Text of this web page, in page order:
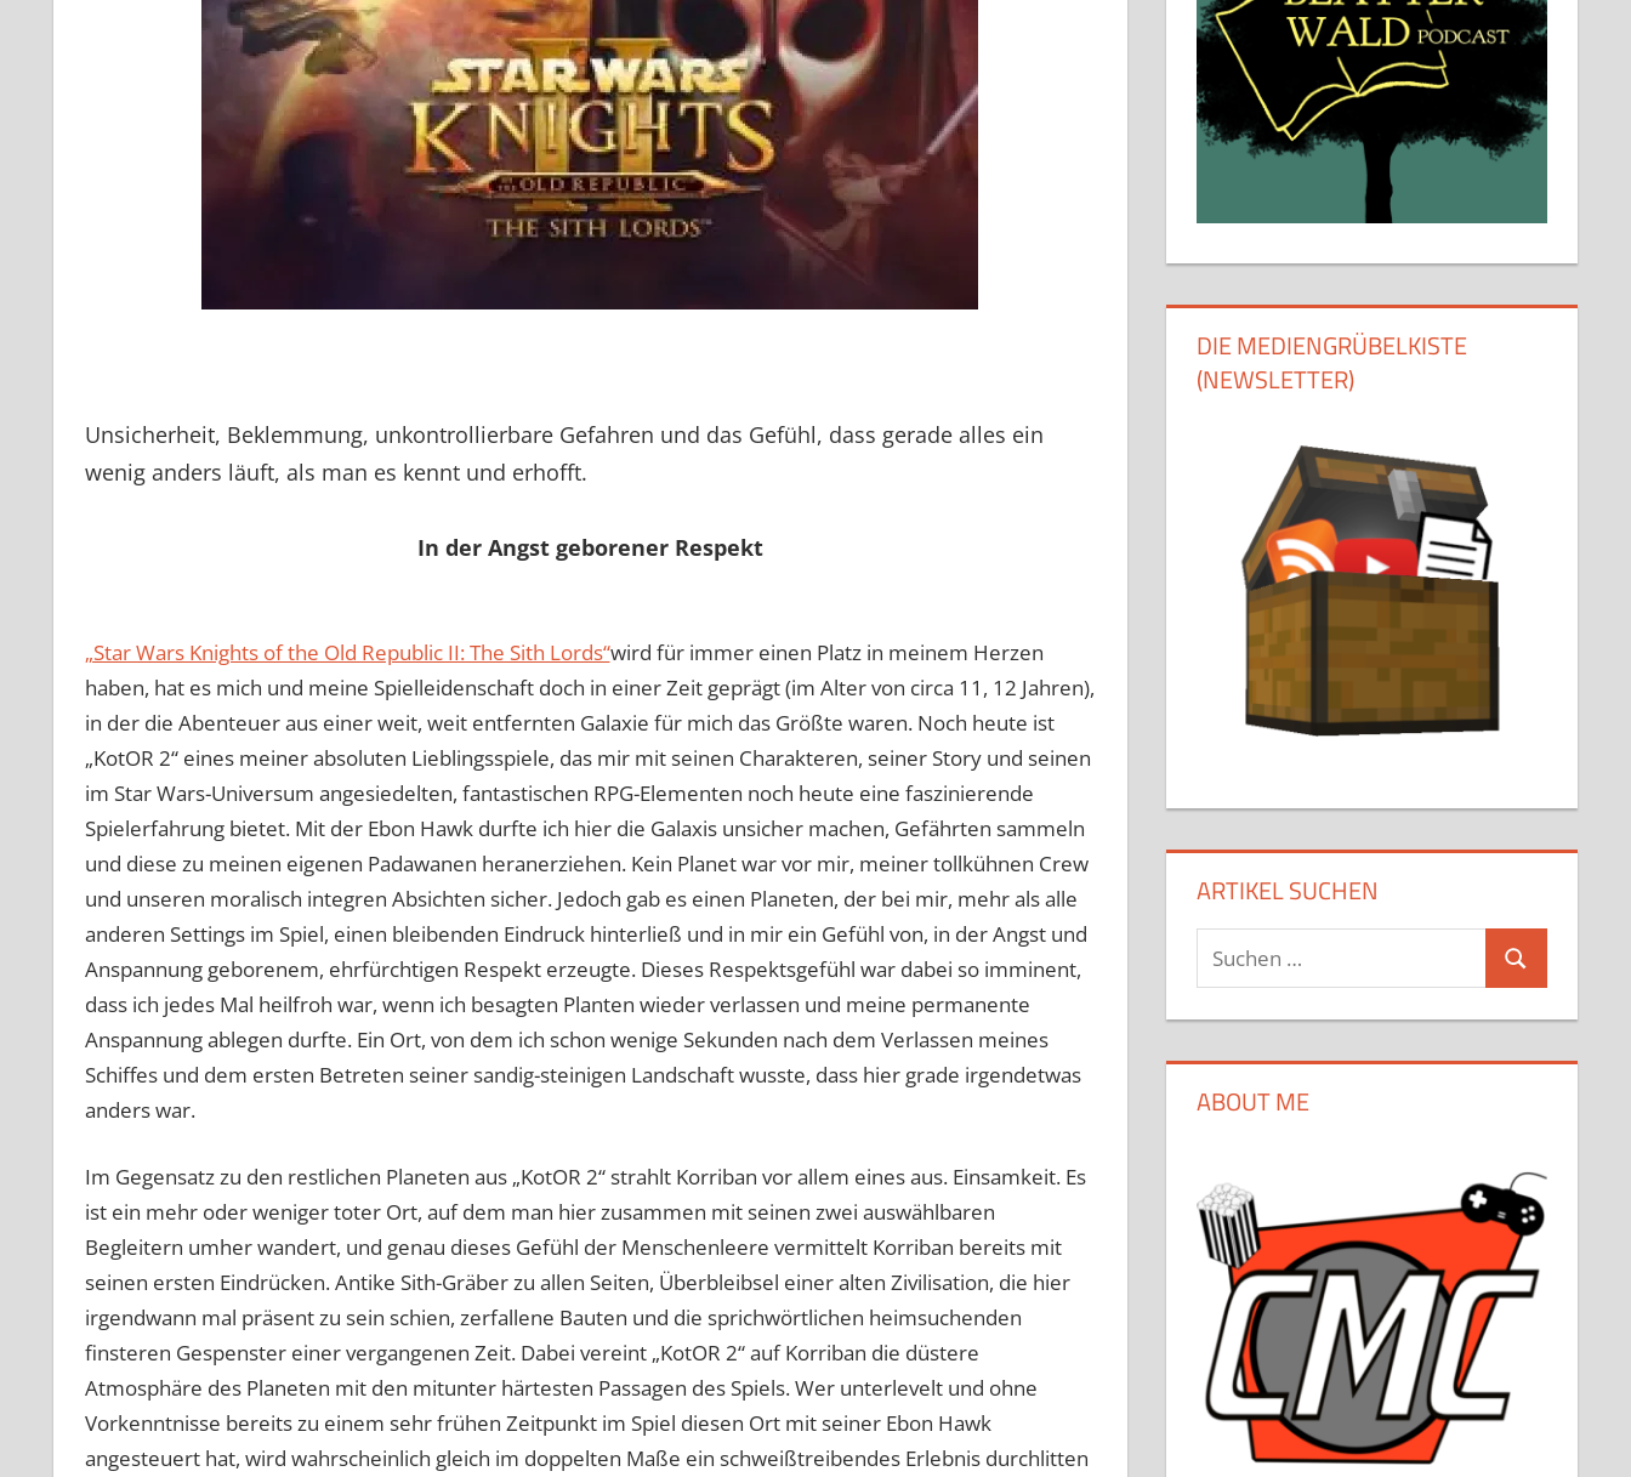
Unsicherheit, Beklemmung, unkontrollierbare Gefahren und das Gefühl, dass gerade alles ein
wenig anders läuft, als man es kennt und erhofft.
In der Angst geborener Respekt
„Star Wars Knights of the Old Republic II: The Sith Lords“wird für immer einen Platz in meinem Herzen
haben, hat es mich und meine Spielleidenschaft doch in einer Zeit geprägt (im Alter von circa 11, 12 Jahren),
in der die Abenteuer aus einer weit, weit entfernten Galaxie für mich das Größte waren. Noch heute ist
„KotOR 2“ eines meiner absoluten Lieblingsspiele, das mir mit seinen Charakteren, seiner Story und seinen
im Star Wars-Universum angesiedelten, fantastischen RPG-Elementen noch heute eine faszinierende
Spielerfahrung bietet. Mit der Ebon Hawk durfte ich hier die Galaxis unsicher machen, Gefährten sammeln
und diese zu meinen eigenen Padawanen heranerziehen. Kein Planet war vor mir, meiner tollkühnen Crew
und unseren moralisch integren Absichten sicher. Jedoch gab es einen Planeten, der bei mir, mehr als alle
anderen Settings im Spiel, einen bleibenden Eindruck hinterließ und in mir ein Gefühl von, in der Angst und
Anspannung geborenem, ehrfürchtigen Respekt erzeugte. Dieses Respektsgefühl war dabei so imminent,
dass ich jedes Mal heilfroh war, wenn ich besagten Planten wieder verlassen und meine permanente
Anspannung ablegen durfte. Ein Ort, von dem ich schon wenige Sekunden nach dem Verlassen meines
Schiffes und dem ersten Betreten seiner sandig-steinigen Landschaft wusste, dass hier grade irgendetwas
anders war.
Im Gegensatz zu den restlichen Planeten aus „KotOR 2“ strahlt Korriban vor allem eines aus. Einsamkeit. Es
ist ein mehr oder weniger toter Ort, auf dem man hier zusammen mit seinen zwei auswählbaren
Begleitern umher wandert, und genau dieses Gefühl der Menschenleere vermittelt Korriban bereits mit
seinen ersten Eindrücken. Antike Sith-Gräber zu allen Seiten, Überbleibsel einer alten Zivilisation, die hier
irgendwann mal präsent zu sein schien, zerfallene Bauten und die sprichwörtlichen heimsuchenden
finsteren Gespenster einer vergangenen Zeit. Dabei vereint „KotOR 2“ auf Korriban die düstere
Atmosphäre des Planeten mit den mitunter härtesten Passagen des Spiels. Wer unterlevelt und ohne
Vorkenntnisse bereits zu einem sehr frühen Zeitpunkt im Spiel diesen Ort mit seiner Ebon Hawk
angesteuert hat, wird wahrscheinlich gleich im doppelten Maße ein schweißtreibendes Erlebnis durchlitten
DIE MEDIENGRÜBELKISTE
(NEWSLETTER)
ARTIKEL SUCHEN
Suchen
nach:
Suchen
ABOUT ME